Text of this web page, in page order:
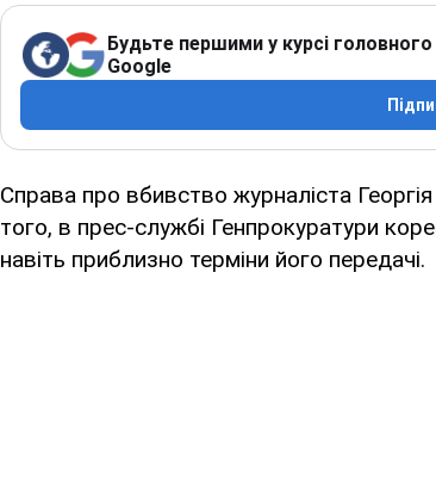
Будьте першими у курсі
Google
Справа про вбивство журналіста
того, в прес-службі Генпрокуратури
навіть приблизно терміни його передачі.